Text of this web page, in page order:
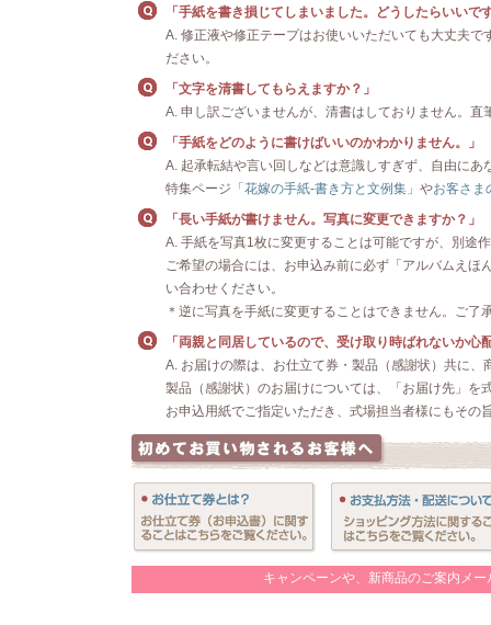
「手紙を書き損じてしまいました。どうしたらいいで
A. 修正液や修正テープはお使いいただいても大丈夫
ださい。
「文字を清書してもらえますか？」
A. 申し訳ございませんが、清書はしておりません。
「手紙をどのように書けばいいのかわかりません。」
A. 起承転結や言い回しなどは意識しすぎず、自由に
特集ページ 「花嫁の手紙-書き方と文例集」 やお客さま
「長い手紙が書けません。写真に変更できますか？」
A. 手紙を写真1枚に変更することは可能ですが、別途
ご希望の場合には、お申込み前に必ず「アルバムえ
い合わせください。
＊逆に写真を手紙に変更することはできません。ご了
「両親と同居しているので、受け取り時ばれないか心
A. お届けの際は、お仕立て券・製品（感謝状）共に
製品（感謝状）のお届けについては、「お届け先」を
お申込用紙でご指定いただき、式場担当者様にもその
キャンペーンや、新商品のご案内メ